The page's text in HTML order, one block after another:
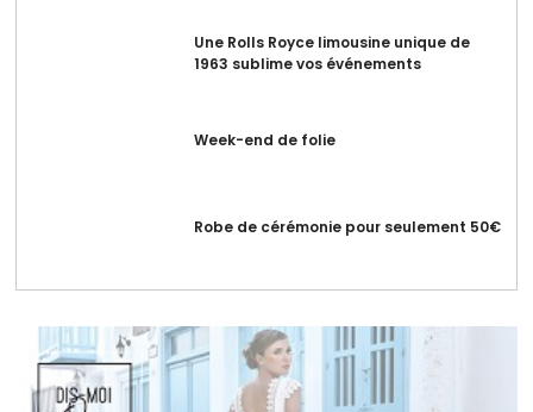
Une Rolls Royce limousine unique de
1963 sublime vos événements
Week-end de folie
Robe de cérémonie pour seulement 50€